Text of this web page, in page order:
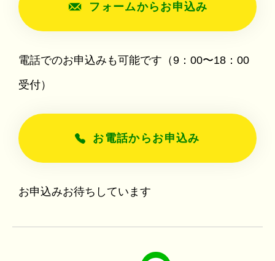
フォームからお申込み
電話でのお申込みも可能です（9：00〜18：00
受付）
お電話からお申込み
お申込みお待ちしています